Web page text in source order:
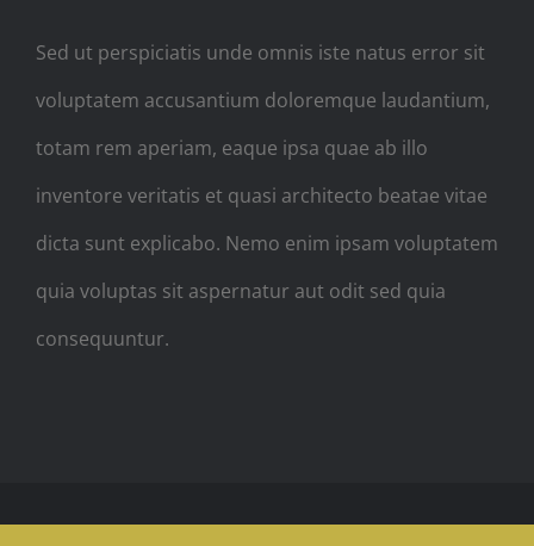
Sed ut perspiciatis unde omnis iste natus error sit
voluptatem accusantium doloremque laudantium,
totam rem aperiam, eaque ipsa quae ab illo
inventore veritatis et quasi architecto beatae vitae
dicta sunt explicabo. Nemo enim ipsam voluptatem
quia voluptas sit aspernatur aut odit sed quia
consequuntur.